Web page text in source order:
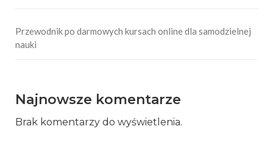
Przewodnik po darmowych kursach online dla samodzielnej
nauki
Najnowsze komentarze
Brak komentarzy do wyświetlenia.